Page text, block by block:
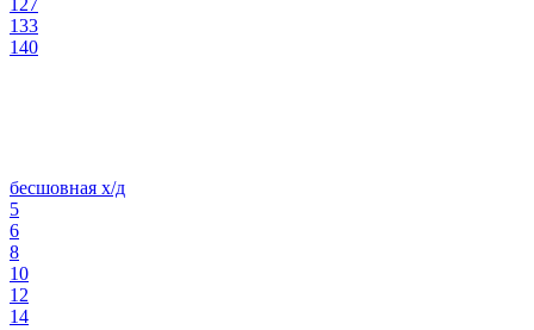
127
133
140
бесшовная х/д
5
6
8
10
12
14